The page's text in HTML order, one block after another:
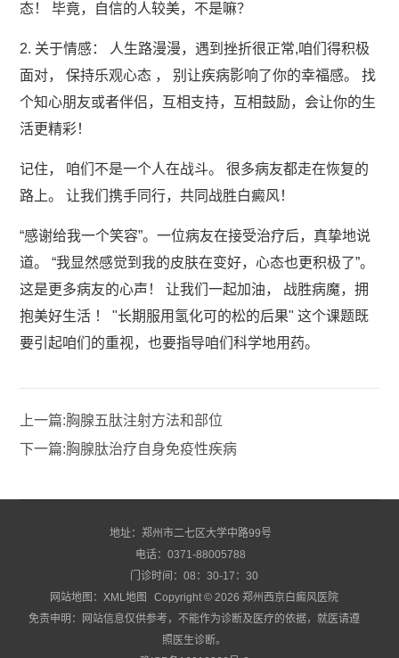
态！ 毕竟，自信的人较美，不是嘛？
2. 关于情感： 人生路漫漫，遇到挫折很正常,咱们得积极
面对， 保持乐观心态 ， 别让疾病影响了你的幸福感。 找
个知心朋友或者伴侣，互相支持，互相鼓励，会让你的生
活更精彩！
记住， 咱们不是一个人在战斗。 很多病友都走在恢复的
路上。 让我们携手同行，共同战胜白癜风！
“感谢给我一个笑容”。一位病友在接受治疗后，真挚地说
道。 “我显然感觉到我的皮肤在变好，心态也更积极了”。
这是更多病友的心声！ 让我们一起加油， 战胜病魔，拥
抱美好生活 ！ "长期服用氢化可的松的后果" 这个课题既
要引起咱们的重视，也要指导咱们科学地用药。
上一篇:胸腺五肽注射方法和部位
下一篇:胸腺肽治疗自身免疫性疾病
地址：郑州市二七区大学中路99号
电话：0371-88005788
门诊时间：08：30-17：30
网站地图：XML地图 Copyright © 2026郑州西京白癜风医院
免责申明：网站信息仅供参考，不能作为诊断及医疗的依据，就医请遵
照医生诊断。